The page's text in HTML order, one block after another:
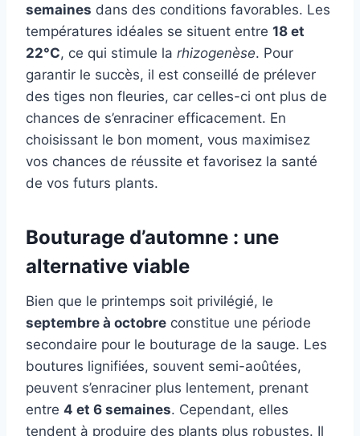
semaines dans des conditions favorables. Les
températures idéales se situent entre 18 et
22°C, ce qui stimule la rhizogenèse. Pour
garantir le succès, il est conseillé de prélever
des tiges non fleuries, car celles-ci ont plus de
chances de s’enraciner efficacement. En
choisissant le bon moment, vous maximisez
vos chances de réussite et favorisez la santé
de vos futurs plants.
Bouturage d’automne : une
alternative viable
Bien que le printemps soit privilégié, le
septembre à octobre constitue une période
secondaire pour le bouturage de la sauge. Les
boutures lignifiées, souvent semi-aoûtées,
peuvent s’enraciner plus lentement, prenant
entre 4 et 6 semaines. Cependant, elles
tendent à produire des plants plus robustes. Il